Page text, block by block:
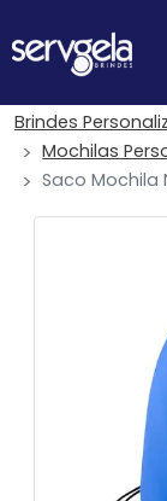
Brindes
Mochilas
Saco Mochila